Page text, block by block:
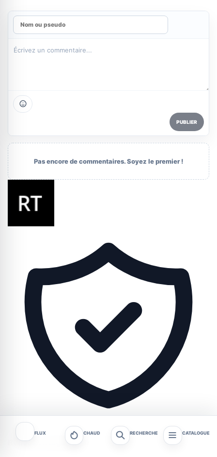
PUBLIER
Pas encore de commentaires. Soyez le premier !
Rédaction tagafruit.fr
FLUX CHAUD RECHERCHE CATALOGUE